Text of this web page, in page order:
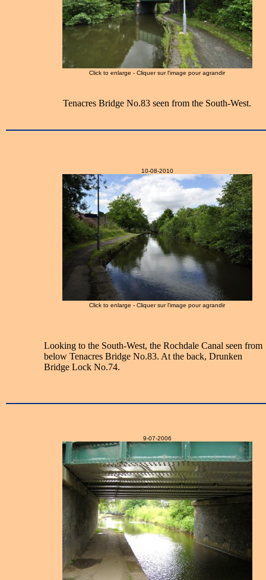
Click to enlarge - Cliquer sur l'image pour agrandir
Tenacres Bridge No.83 seen from the South-West.
10-08-2010
Click to enlarge - Cliquer sur l'image pour agrandir
Looking to the South-West, the Rochdale Canal seen from
below Tenacres Bridge No.83. At the back, Drunken
Bridge Lock No.74.
9-07-2006